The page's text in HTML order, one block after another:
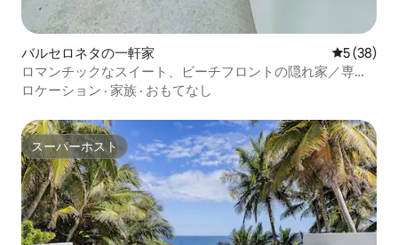
バルセロネタの一軒家 レビュー
5 (38)
ロマンチックなスイート、ビーチフロントの隠れ家／専用
プール
ロケーション · 家族 · おもてなし
スーパーホスト
スーパーホスト